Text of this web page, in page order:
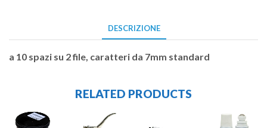
DESCRIZIONE
a 10 spazi su 2 file, caratteri da 7mm standard
RELATED PRODUCTS